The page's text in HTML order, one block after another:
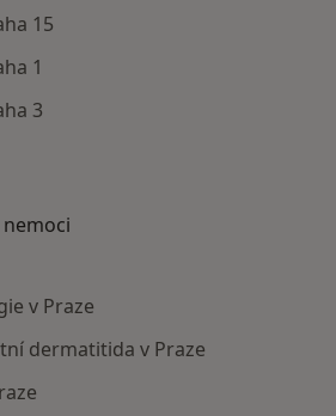
15
1
3
v Praze
dermatitida v Praze